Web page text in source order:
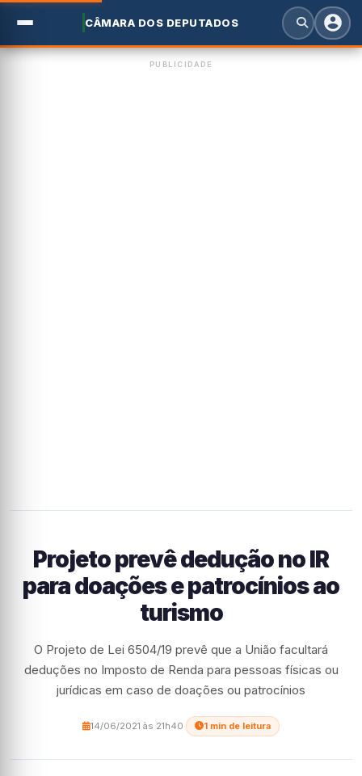
CÂMARA DOS DEPUTADOS
PUBLICIDADE
Projeto prevê dedução no IR
para doações e patrocínios ao
turismo
O Projeto de Lei 6504/19 prevê que a União facultará
deduções no Imposto de Renda para pessoas físicas ou
jurídicas em caso de doações ou patrocínios
14/06/2021 às 21h40 1 min de leitura